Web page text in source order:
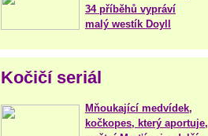
34 příběhů vypráví
malý westík Doyll
Kočičí seriál
Mňoukající medvídek,
kočkopes, který aportuje,